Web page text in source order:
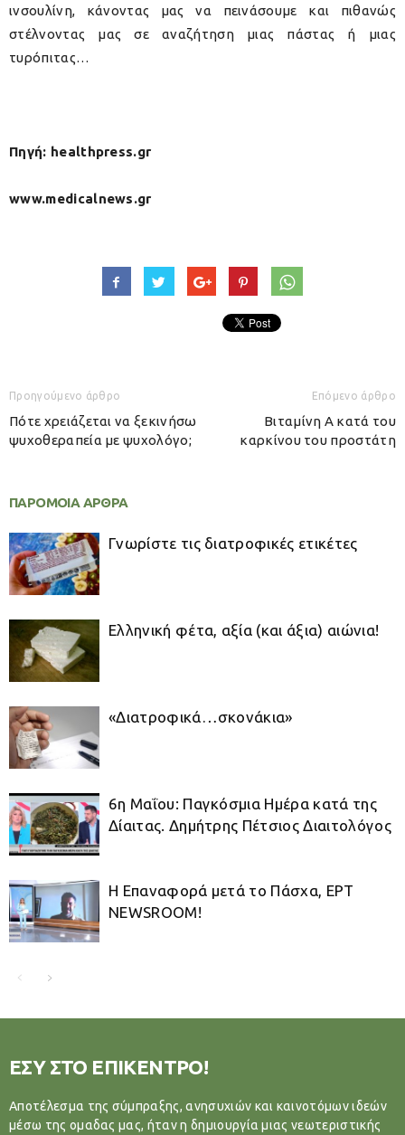
ινσουλίνη, κάνοντας μας να πεινάσουμε και πιθανώς
στέλνοντας μας σε αναζήτηση μιας πάστας ή μιας
τυρόπιτας…
Πηγή: healthpress.gr
www.medicalnews.gr
Προηγούμενο άρθρο
Πότε χρειάζεται να ξεκινήσω
ψυχοθεραπεία με ψυχολόγο;
Επόμενο άρθρο
Βιταμίνη Α κατά του
καρκίνου του προστάτη
ΠΑΡΟΜΟΙΑ ΑΡΘΡΑ
Γνωρίστε τις διατροφικές ετικέτες
Ελληνική φέτα, αξία (και άξια) αιώνια!
«Διατροφικά…σκονάκια»
6η Μαΐου: Παγκόσμια Ημέρα κατά της
Δίαιτας. Δημήτρης Πέτσιος Διαιτολόγος
Η Επαναφορά μετά το Πάσχα, ΕΡΤ
NEWSROOM!
ΕΣΥ ΣΤΟ ΕΠΙΚΕΝΤΡΟ!
Αποτέλεσμα της σύμπραξης, ανησυχιών και καινοτόμων ιδεών
μέσω της ομαδας μας, ήταν η δημιουργία μιας νεωτεριστικής